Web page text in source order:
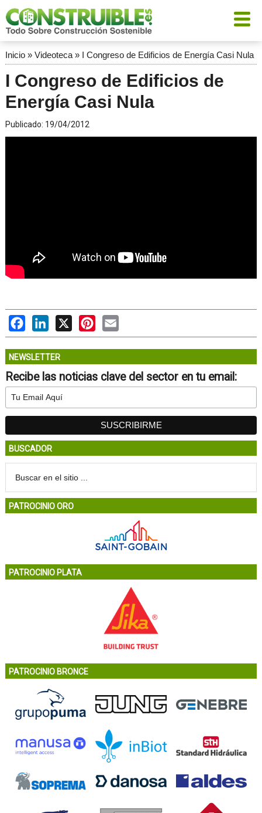
Inicio» Videoteca» I Congreso de Edificios de Energía Casi Nula
I Congreso de Edificios de
Energía Casi Nula
Publicado: 19/04/2012
FacebookLinkedIn
X PinterestEmail
NEWSLETTER
Recibe las noticias clave del sector en tu email:
BUSCADOR
PATROCINIO ORO
PATROCINIO PLATA
PATROCINIO BRONCE